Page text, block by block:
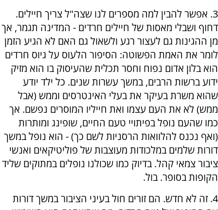
3. אפשר להבין למה מספרים לנו שצה"ל צריך חיילים.
דחוף ושבלי מאסות של חיילים חרדים - המדינה תגמר, אך
מן ההגינות גם לעצור רגע ולשאול גם האם לא הגיע הזמן
לומר את האמת הפשוטה: הסיפור הלעוס על גיוס חרדים
הוא בלון אדום נפוח וחסר תכלית שהעיסוק בו הוא מזיק
ידוע ברשות הרבים, במשך עשרות שנים. כל ילד יודע
שהוא משרת בעיקר את בעלי האינטרסים וממש (אבל
ממש) לא את העם עצמו ואת חייליו המוסרים נפשם. אך
כמו שהעם נופל בפיתויי טעם החיים, שופינג ומותרות
(ואף נכנס להלוואות הרסניות לשם כך) - הוא נופל במשך
דורות שלמים במלכודות מעוצבות של פוליטיקאים ואנשי
ציבור צמאי קהל. בדיוק כמו שכולנו נופלים במתוקים שליד
הקופות בסופר. בול.
4. זה לא חדש. הם זורים חול בעיני הציבור במשך דורות